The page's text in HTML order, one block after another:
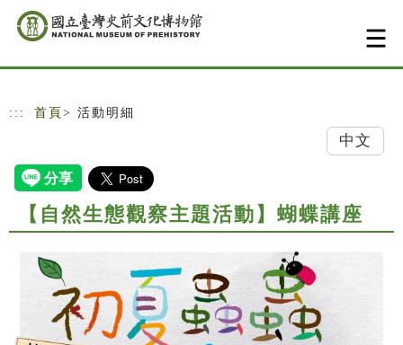
跳到主要內容
網站導覽
::: 首頁 > 活動明細
中文
【自然生態觀察主題活動】蝴蝶講座